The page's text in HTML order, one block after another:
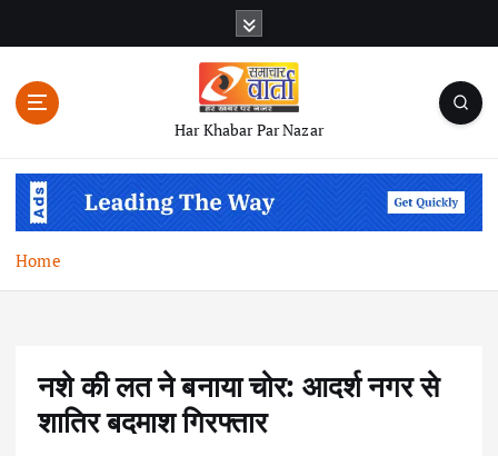
n
Har Khabar Par Nazar
Home
नशे की लत ने बनाया चोर: आदर्श नगर से
शातिर बदमाश गिरफ्तार